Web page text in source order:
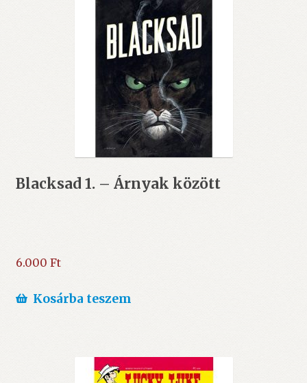
Blacksad 1. – Árnyak között
6.000 Ft
Kosárba teszem